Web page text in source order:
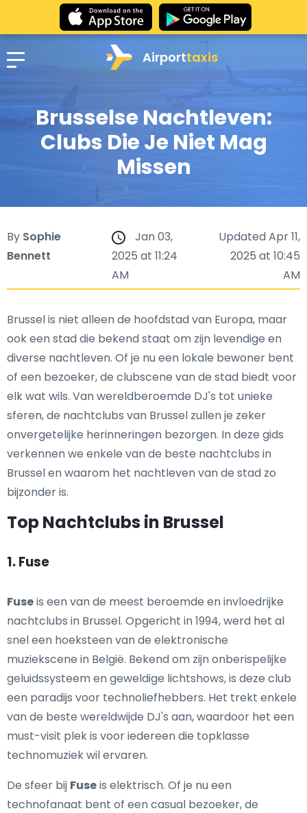
Airporttaxis
Brusselse Nachtleven:
Clubs Die Je Niet Mag
Missen
By Sophie
Bennett
Jan 03,
2025 at 11:24
AM
Updated Apr 11,
2025 at 10:45
AM
Brussel is niet alleen de hoofdstad van Europa, maar
ook een stad die bekend staat om zijn levendige en
diverse nachtleven. Of je nu een lokale bewoner bent
of een bezoeker, de clubscene van de stad biedt voor
elk wat wils. Van wereldberoemde DJ's tot unieke
sferen, de nachtclubs van Brussel zullen je zeker
onvergetelijke herinneringen bezorgen. In deze gids
verkennen we enkele van de beste nachtclubs in
Brussel en waarom het nachtleven van de stad zo
bijzonder is.
Top Nachtclubs in Brussel
1. Fuse
Fuseis een van de meest beroemde en invloedrijke
nachtclubs in Brussel. Opgericht in 1994, werd het al
snel een hoeksteen van de elektronische
muziekscene in België. Bekend om zijn onberispelijke
geluidssysteem en geweldige lichtshows, is deze club
een paradijs voor technoliefhebbers. Het trekt enkele
van de beste wereldwijde DJ's aan, waardoor het een
must-visit plek is voor iedereen die topklasse
technomuziek wil ervaren.
De sfeer bij Fuseis elektrisch. Of je nu een
technofanaat bent of een casual bezoeker, de